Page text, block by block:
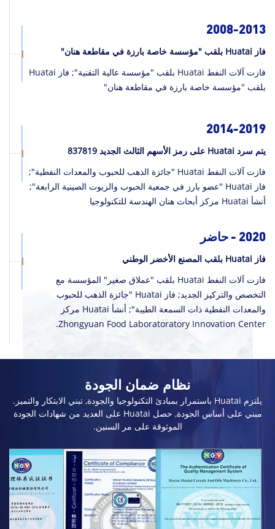
2008-2013
فاز Huatai بلقب "مؤسسة خاصة بارزة في مقاطعة هنان"
فازت آلات النفط Huatai بلقب "مؤسسة عالية التقنية"; فاز Huatai
بلقب "مؤسسة خاصة بارزة في مقاطعة هنان"
2014-2019
يتم سرد Huatai على رمز الأسهم الثالث الجديد 837819
فازت آلات النفط Huatai "جائزة الذهب للحبوب والمعدات النفطية";
فاز Huatai "عضو بارز في جمعية الحبوب والزيوت الصينية الرابعة";
أنشأ Huatai مركز أبحاث هنان الهندسة للتكنولوجيا
2020 - حاضر
فاز Huatai بلقب المصنع الأخضر الوطني
فازت آلات النفط Huatai بلقب "عملاق صغير" المؤسسة مع
التخصص والتركيز الجديد; فاز Huatai "جائزة الذهب للحبوب
والمعدات النفطية ذات السمعة الطيبة"; أنشأ Huatai مركز
Zhongyuan Food Laboratoratory Innovation Center.
نظام ضمان الجودة
يلتزم Huatai باستمرار بمبادئ التكنولوجيا والجودة, تبني الابتكار والتميز.
مبني على أساس الجودة, حصل Huatai على العديد من شهادات الجودة
الموثوقة على مر السنين.